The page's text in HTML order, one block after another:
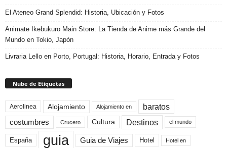
El Ateneo Grand Splendid: Historia, Ubicación y Fotos
Animate Ikebukuro Main Store: La Tienda de Anime más Grande del
Mundo en Tokio, Japón
Livraria Lello en Porto, Portugal: Historia, Horario, Entrada y Fotos
Nube de Etiquetas
Aerolinea Alojamiento Alojamiento en baratos
costumbres Crucero Cultura Destinos el mundo
España guia Guia de Viajes Hotel Hotel en